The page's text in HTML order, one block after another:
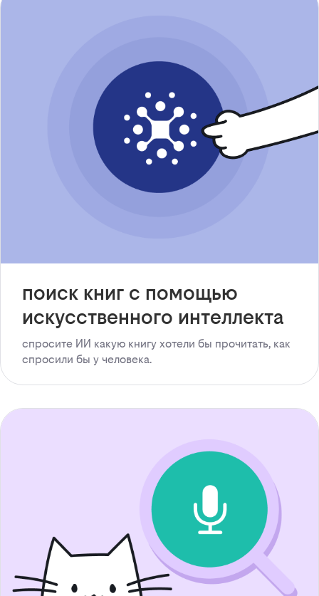
поиск книг с помощью
искусственного интеллекта
спросите ИИ какую книгу хотели бы прочитать, как
спросили бы у человека.